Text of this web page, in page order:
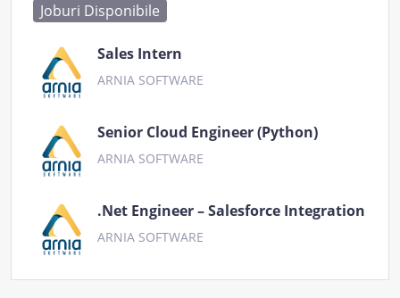
Joburi Disponibile
Sales Intern
ARNIA SOFTWARE
Senior Cloud Engineer (Python)
ARNIA SOFTWARE
.Net Engineer – Salesforce Integration
ARNIA SOFTWARE